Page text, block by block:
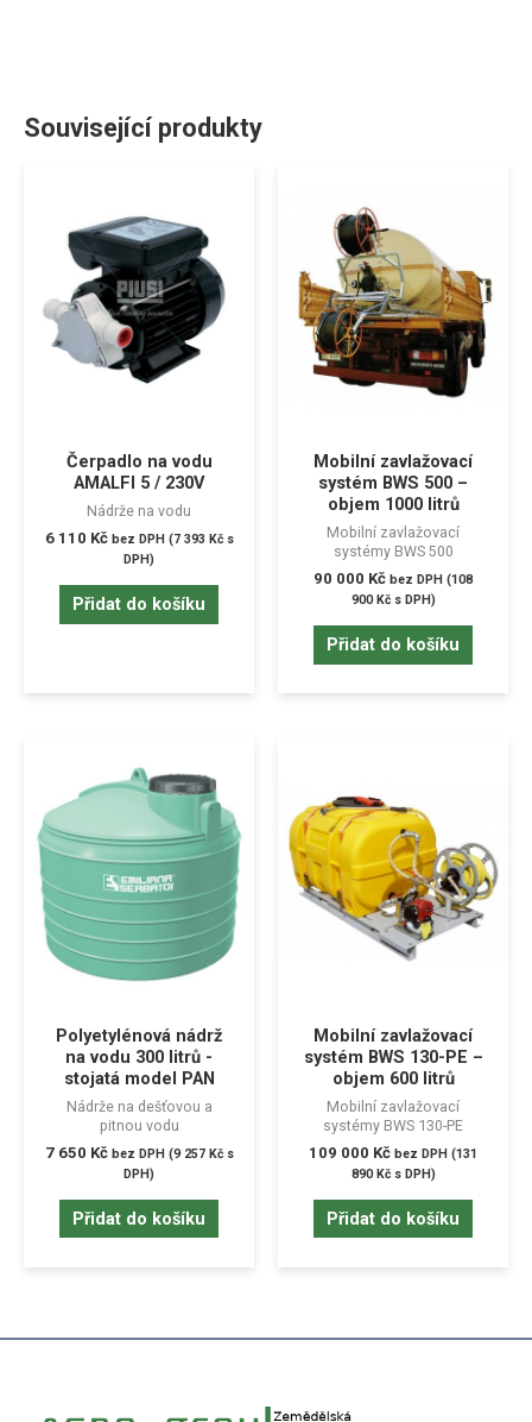
Související produkty
Čerpadlo na vodu
AMALFI 5 / 230V
Nádrže na vodu
6 110 Kč bez DPH (7 393 Kčs
DPH)
Přidat do košíku
Mobilní zavlažovací
systém BWS 500 –
objem 1000 litrů
Mobilní zavlažovací
systémy BWS 500
90 000 Kč bez DPH (108
900 Kčs DPH)
Přidat do košíku
Polyetylénová nádrž
na vodu 300 litrů -
stojatá model PAN
Nádrže na dešťovou a
pitnou vodu
7 650 Kč bez DPH (9 257 Kčs
DPH)
Přidat do košíku
Mobilní zavlažovací
systém BWS 130-PE –
objem 600 litrů
Mobilní zavlažovací
systémy BWS 130-PE
109 000 Kč bez DPH (131
890Kčs DPH)
Přidat do košíku